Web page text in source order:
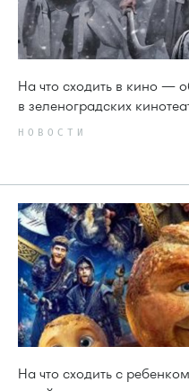
На что сходить в кино —
в зеленоградских
НОВОСТИ
На что сходить с